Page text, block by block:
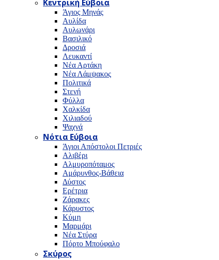
Κεντρική Εύβοια
Άγιος Μηνάς
Αυλίδα
Αυλωνάρι
Βασιλικό
Δροσιά
Λευκαντί
Νέα Αρτάκη
Νέα Λάμψακος
Πολιτικά
Στενή
Φύλλα
Χαλκίδα
Χιλιαδού
Ψαχνά
Νότια Εύβοια
Άγιοι Απόστολοι Πετριές
Αλιβέρι
Αλμυροπόταμος
Αμάρυνθος-Βάθεια
Δύστος
Ερέτρια
Ζάρακες
Κάρυστος
Κύμη
Μαρμάρι
Νέα Στύρα
Πόρτο Μπούφαλο
Σκύρος